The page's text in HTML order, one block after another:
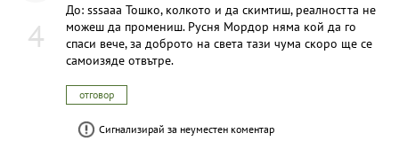
4
До: sssaaa Тошко, колкото и да скимтиш, реалността не
можеш да промениш. Русня Мордор няма кой да го
спаси вече, за доброто на света тази чума скоро ще се
самоизяде отвътре.
отговор
Сигнализирай за неуместен коментар